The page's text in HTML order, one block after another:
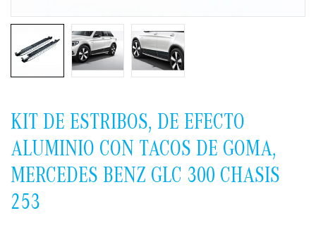
KIT DE ESTRIBOS, DE EFECTO
ALUMINIO CON TACOS DE GOMA,
MERCEDES BENZ GLC 300 CHASIS
253